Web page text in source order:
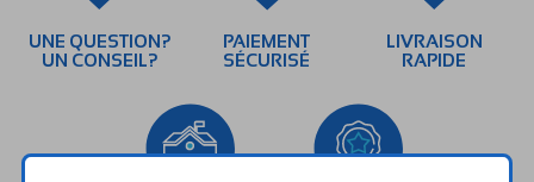
UNE QUESTION?
UN CONSEIL?
PAIEMENT
SÉCURISÉ
LIVRAISON
RAPIDE